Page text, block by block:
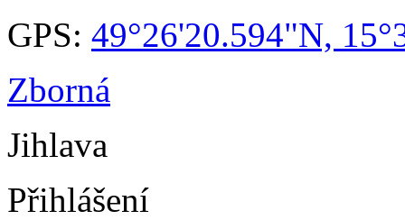
GPS: 49°26'20.594"N,
Zborná
Jihlava
Přihlášení